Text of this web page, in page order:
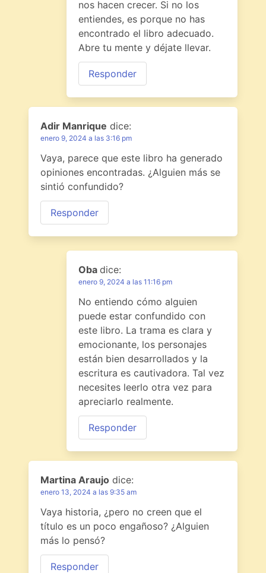
nos hacen crecer. Si no los
entiendes, es porque no has
encontrado el libro adecuado.
Abre tu mente y déjate llevar.
Responder
Adir Manrique dice:
enero 9, 2024 a las 3:16 pm
Vaya, parece que este libro ha generado
opiniones encontradas. ¿Alguien más se
sintió confundido?
Responder
Oba dice:
enero 9, 2024 a las 11:16 pm
No entiendo cómo alguien
puede estar confundido con
este libro. La trama es clara y
emocionante, los personajes
están bien desarrollados y la
escritura es cautivadora. Tal vez
necesites leerlo otra vez para
apreciarlo realmente.
Responder
Martina Araujo dice:
enero 13, 2024 a las 9:35 am
Vaya historia, ¿pero no creen que el
título es un poco engañoso? ¿Alguien
más lo pensó?
Responder